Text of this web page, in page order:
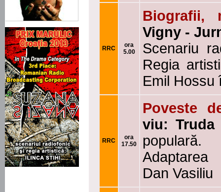
RRC
ora
5.00
Biografii,
Vigny -
Scenariu
Regia
Emil Hossu
RRC
ora
17.50
Poveste
viu: Truda
populară.
Dan Vasiliu